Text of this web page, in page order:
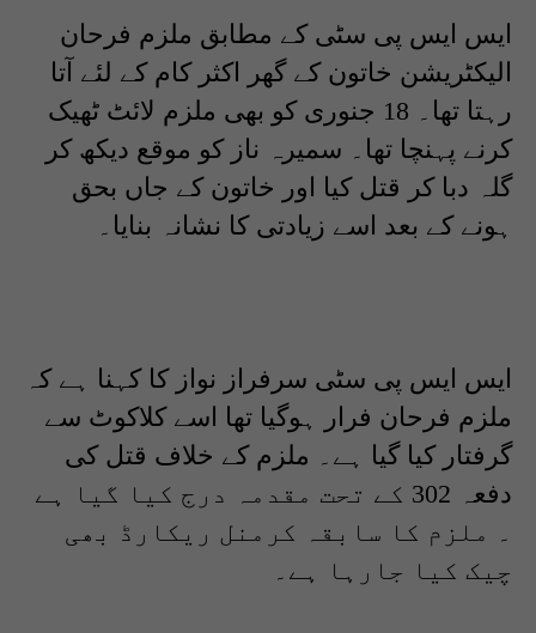
ایس ایس پی سٹی کے مطابق ملزم فرحان
الیکٹریشن خاتون کے گھر اکثر کام کے لئے آتا
رہتا تھا۔ 18 جنوری کو بھی ملزم لائٹ ٹھیک
کرنے پہنچا تھا۔ سمیرہ ناز کو موقع دیکھ کر
گلہ دبا کر قتل کیا اور خاتون کے جاں بحق
ہونے کے بعد اسے زیادتی کا نشانہ بنایا۔
ایس ایس پی سٹی سرفراز نواز کا کہنا ہے کہ
ملزم فرحان فرار ہوگیا تھا اسے کلاکوٹ سے
گرفتار کیا گیا ہے۔ ملزم کے خلاف قتل کی
دفعہ 302 کے تحت مقدمہ درج کیا گیا ہے
۔ ملزم کا سابقہ کرمنل ریکارڈ بھی
چیک کیا جارہا ہے۔